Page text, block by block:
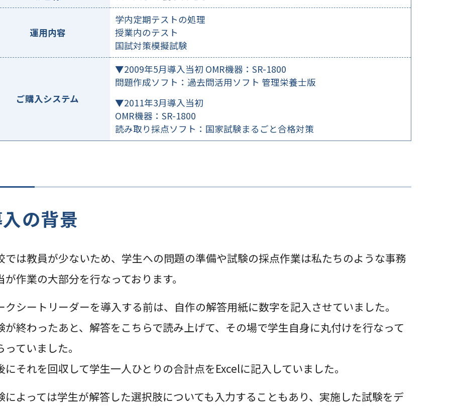
運用内容
学内定期テストの処理
授業内のテスト
国試対策模擬試験
ご購入システム
▼2009年5月導入当初 OMR機器：SR-1800
問題作成ソフト：過去問活用ソフト 管理栄養士版
▼2011年3月導入当初
OMR機器：SR-1800
読み取り採点ソフト：国家試験まるごと合格対策
の背景
では教員が少ないため、学生への問題の準備や試験の採点作業は私たちのような事務
が作業の大部分を行なっております。
クシートリーダーを導入する前は、自作の解答用紙に数字を記入させていました。
が終わったあと、解答をこちらで読み上げて、その場で学生自身に丸付けを行なって
っていました。
にそれを回収して学生一人ひとりの合計点をExcelに記入していました。
によっては学生が解答した選択肢についても入力することもあり、実施した試験をデ